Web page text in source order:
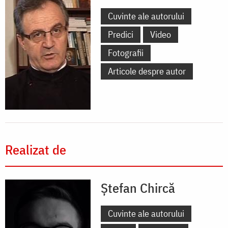
Cuvinte ale autorului
Predici
Video
Fotografii
Articole despre autor
Realizat de
Ștefan Chircă
Cuvinte ale autorului